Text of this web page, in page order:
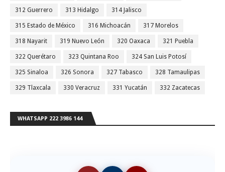
312 Guerrero 313 Hidalgo 314 Jalisco
315 Estado de México 316 Michoacán 317 Morelos
318 Nayarit 319 Nuevo León 320 Oaxaca 321 Puebla
322 Querétaro 323 Quintana Roo 324 San Luis Potosí
325 Sinaloa 326 Sonora 327 Tabasco 328 Tamaulipas
329 Tlaxcala 330 Veracruz 331 Yucatán 332 Zacatecas
WHATSAPP 222 3986 144